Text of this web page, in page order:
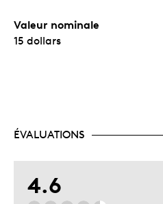
Valeur nominale
15 dollars
ÉVALUATIONS
4.6